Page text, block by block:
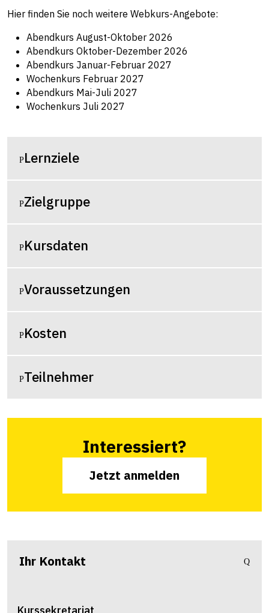
Hier finden Sie noch weitere Webkurs-Angebote:
Abendkurs August-Oktober 2026
Abendkurs Oktober-Dezember 2026
Abendkurs Januar-Februar 2027
Wochenkurs Februar 2027
Abendkurs Mai-Juli 2027
Wochenkurs Juli 2027
Lernziele
Zielgruppe
Kursdaten
Voraussetzungen
Kosten
Teilnehmer
Interessiert?
Jetzt anmelden
Ihr Kontakt